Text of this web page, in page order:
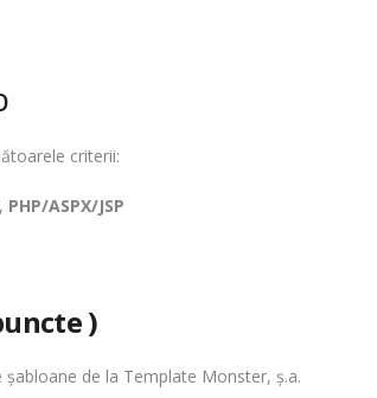
criterii:
, PHP/ASPX/JSP
)
de la Template Monster, ş.a.